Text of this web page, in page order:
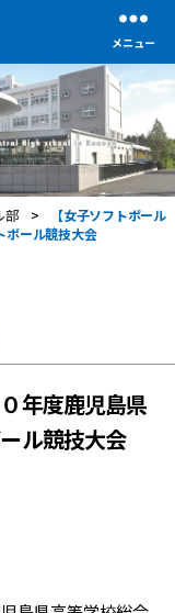
メニュー
部 >
【女子ソフトボール
ボール競技大会
年度鹿児島県
ル競技大会